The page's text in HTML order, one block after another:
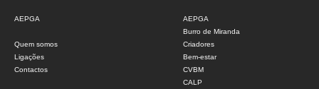
AEPGA
Quem somos
Ligações
Contactos
AEPGA
Burro de Miranda
Criadores
Bem-estar
CVBM
CALP